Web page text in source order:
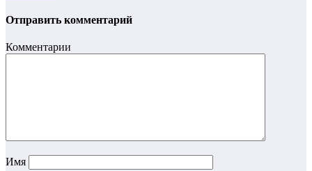
Отправить комментарий
Комментарии
Имя